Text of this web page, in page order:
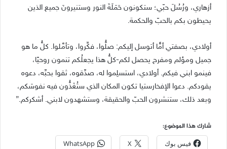
أزهاري، ورُسُلَ حبّي؛ ستكونون حَمَلَةَ النور وستنيرونَ جميع الذين
يحيطون بكم بالحبّ والحكمة.
أولادي، بصفتي أمًّا أتوسل إليكم: صلُّوا، فكِّروا، وتأمَّلوا. كلُّ ما هو
جميل ومؤلم ومفرح يحصل لكم-كلُّ هذا يجعلُكم تنمون روحيًا،
فينمو ابني فيكم. أولادي، استسلِموا له، صدِّقوه، ثقوا بحبِّه، دعوه
يقودكم. دعوا الإفخارستيا تكون المكان الذي ستُغَذُّون فيه نفوسَكم،
وبعد ذلك، ستنشرون الحبّ والحقيقة، وستشهدون لابني. أشكركم.”
شارك هذا الموضوع:
فيس بوك X
WhatsApp